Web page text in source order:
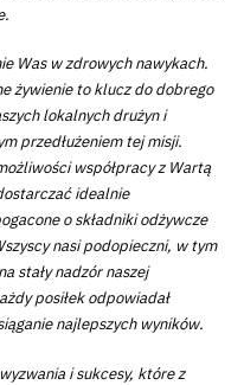
Was w zdrowych nawykach.
żywienie to klucz do dobrego
lokalnych drużyn i
przedłużeniem tej misji.
współpracy z Wartą
idealnie
o składniki odżywcze
nasi podopieczni, w tym
stały nadzór naszej
posiłek odpowiadał
najlepszych wyników.
i sukcesy, które z